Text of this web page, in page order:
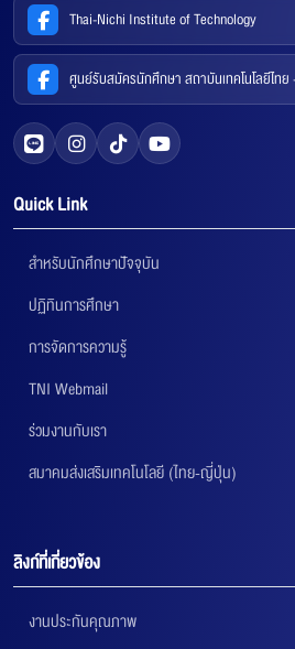
Thai-Nichi Institute of Technology
ศูนย์รับสมัครนักศึกษา สถาบันเทคโนโลยีไท
Quick Link
สำหรับนักศึกษาปัจจุบัน
ปฏิทินการศึกษา
การจัดการความรู้
TNI Webmail
ร่วมงานกับเรา
สมาคมส่งเสริมเทคโนโลยี (ไทย-ญี่ปุ่น)
ลิงก์ที่เกี่ยวข้อง
งานประกันคุณภาพ